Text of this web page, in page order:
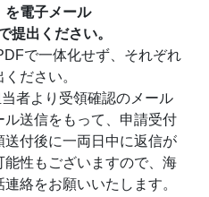
を電子メール
提出ください。
で一体化せず、それぞれ
ださい。
者より受領確認のメール
送信をもって、申請受付
付後に一両日中に返信が
性もございますので、海
絡をお願いいたします。